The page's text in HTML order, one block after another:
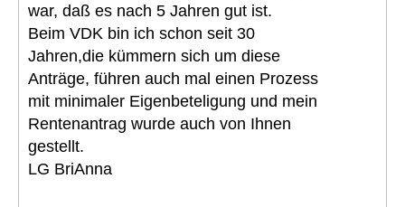
war, daß es nach 5 Jahren gut ist.
Beim VDK bin ich schon seit 30
Jahren,die kümmern sich um diese
Anträge, führen auch mal einen Prozess
mit minimaler Eigenbeteligung und mein
Rentenantrag wurde auch von Ihnen
gestellt.
LG BriAnna